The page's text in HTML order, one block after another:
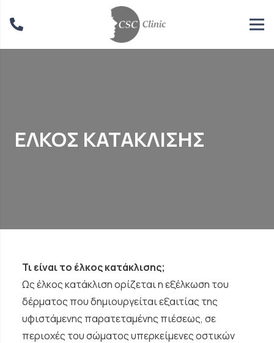
ΕΛΚΟΣ ΚΑΤΑΚΛΙΣΗΣ
Τι είναι το έλκος κατάκλισης;
Ως έλκος κατάκλιση ορίζεται η εξέλκωση του
δέρματος που δημιουργείται εξαιτίας της
υφιστάμενης παρατεταμένης πιέσεως, σε
περιοχές του σώματος υπερκείμενες οστικών